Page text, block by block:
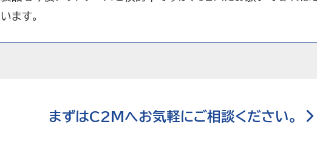
います。
まずはC2Mへお気軽にご相談ください。